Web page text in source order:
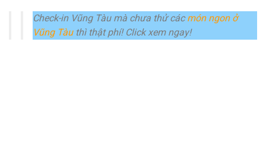
Check-in Vũng Tàu mà chưa thử cácmón ngon ở
Vũng Tàuthì thật phí! Click xem ngay!